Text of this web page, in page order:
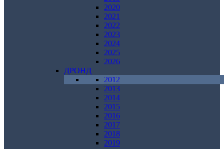
2020
2021
2022
2023
2024
2025
2026
ДРОНД
2012
2013
2014
2015
2016
2017
2018
2019